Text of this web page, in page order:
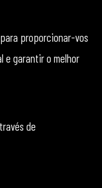
proporcionar-vos
e garantir o melhor
de